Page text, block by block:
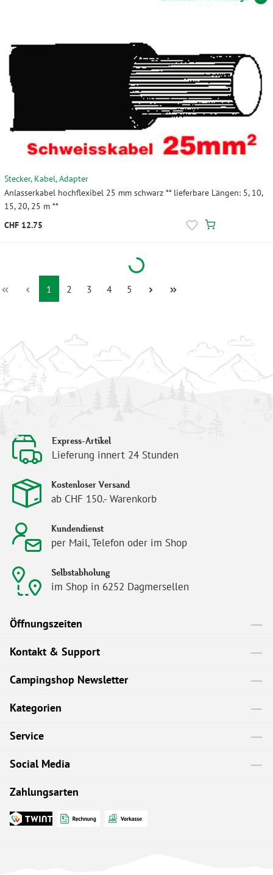
Stecker, Kabel, Adapter
Anlasserkabel hochflexibel 25 mm schwarz ** lieferbare Längen: 5, 10,
15, 20, 25 m **
CHF 12.75
Loading...
Seite
1 Seite
2 Seite
3 Seite
4 Seite
5
Express-Artikel
Lieferung innert 24 Stunden
Kostenloser Versand
ab CHF 150.- Warenkorb
Kundendienst
per Mail, Telefon oder im Shop
Selbstabholung
im Shop in 6252 Dagmersellen
Öffnungszeiten
Kontakt & Support
Campingshop Newsletter
Kategorien
Service
Social Media
Zahlungsarten